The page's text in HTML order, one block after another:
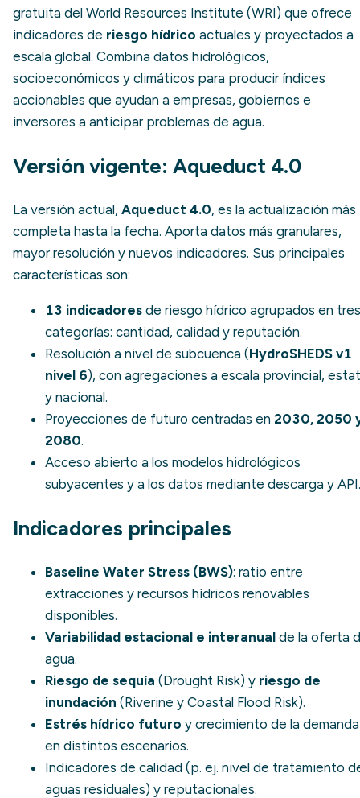
gratuita del World Resources Institute (WRI) que ofrece
indicadores de riesgo hídrico actuales y proyectados a
escala global. Combina datos hidrológicos,
socioeconómicos y climáticos para producir índices
accionables que ayudan a empresas, gobiernos e
inversores a anticipar problemas de agua.
Versión vigente: Aqueduct 4.0
La versión actual, Aqueduct 4.0, es la actualización más
completa hasta la fecha. Aporta datos más granulares,
mayor resolución y nuevos indicadores. Sus principales
características son:
13 indicadores de riesgo hídrico agrupados en tres
categorías: cantidad, calidad y reputación.
Resolución a nivel de subcuenca (HydroSHEDS v1
nivel 6), con agregaciones a escala provincial,
y nacional.
Proyecciones de futuro centradas en 2030, 2050
2080.
Acceso abierto a los modelos hidrológicos
subyacentes y a los datos mediante descarga y API.
Indicadores principales
Baseline Water Stress (BWS): ratio entre
extracciones y recursos hídricos renovables
disponibles.
Variabilidad estacional e interanual de la oferta
agua.
Riesgo de sequía (Drought Risk) y riesgo de
inundación (Riverine y Coastal Flood Risk).
Estrés hídrico futuro y crecimiento de la demanda
en distintos escenarios.
Indicadores de calidad (p. ej. nivel de tratamiento
aguas residuales) y reputacionales.